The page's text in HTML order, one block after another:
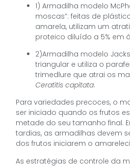
1) Armadilha modelo
moscas”: feitas de
amarela, utilizam um
proteico diluído a 5% em
2)Armadilha modelo
triangular e utiliza o
trimedlure que atrai os
Ceratitis capitata.
Para variedades precoces, o
ser iniciado quando os frutos
metade do seu tamanho final.
tardias, as armadilhas devem
dos frutos iniciarem o
As estratégias de controle da